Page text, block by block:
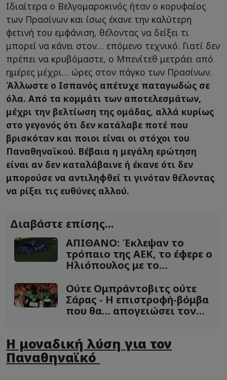
Ιδιαίτερα ο Βελγομαροκινός ήταν ο κορυφαίος
των Πρασίνων και ίσως έκανε την καλύτερη
φετινή του εμφάνιση, θέλοντας να δείξει τι
μπορεί να κάνει στον… επόμενο τεχνικό. Γιατί δεν
πρέπει να κρυβόμαστε, ο Μπενίτεθ μετράει από
ημέρες μέχρι… ώρες στον πάγκο των Πρασίνων.
Άλλωστε ο Ισπανός απέτυχε παταγωδώς σε
όλα. Από τα κομμάτι των αποτελεσμάτων,
μέχρι την βελτίωση της ομάδας, αλλά κυρίως
στο γεγονός ότι δεν κατάλαβε ποτέ που
βρισκόταν και ποιοι είναι οι στόχοι του
Παναθηναϊκού. Βέβαια η μεγάλη ερώτηση
είναι αν δεν καταλάβαινε ή έκανε ότι δεν
μπορούσε να αντιληφθεί τι γινόταν θέλοντας
να ρίξει τις ευθύνες αλλού.
Διαβάστε επίσης...
ΑΠΙΘΑΝΟ: Έκλεψαν το
τρόπαιο της ΑΕΚ, το έφερε ο
Ηλιόπουλος με το
Ούτε Ομπράντοβιτς ούτε
Σάρας - Η επιστροφή-βόμβα
που θα… απογειώσει τον
Η μοναδική λύση για τον
Παναθηναϊκό